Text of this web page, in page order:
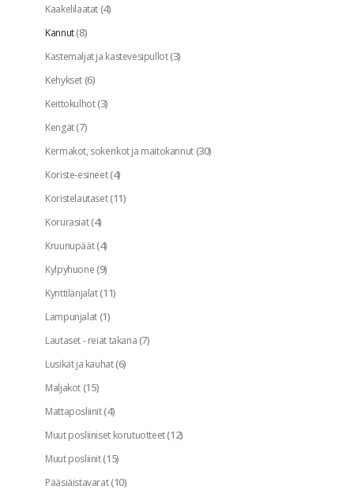
Kaakelilaatat(4)
Kannut(8)
Kastemaljat ja kastevesipullot(3)
Kehykset(6)
Keittokulhot(3)
Kengät(7)
Kermakot, sokerikot ja maitokannut(30)
Koriste-esineet(4)
Koristelautaset(11)
Korurasiat(4)
Kruunupäät(4)
Kylpyhuone(9)
Kynttilänjalat(11)
Lampunjalat(1)
Lautaset - reiät takana(7)
Lusikat ja kauhat(6)
Maljakot(15)
Mattaposliinit(4)
Muut posliiniset korutuotteet(12)
Muut posliinit(15)
Pääsiäistavarat(10)